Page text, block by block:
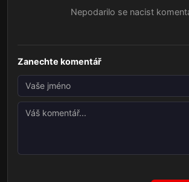
Nepodarilo se nacist
Zanechte komentář